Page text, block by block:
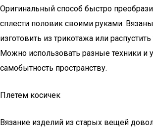
Оригинальный способ быстро
сплести половик своими руками.
изготовить из трикотажа или распустить
Можно использовать разные техники и
самобытность пространству.
Плетем косичек
Вязание изделий из старых вещей